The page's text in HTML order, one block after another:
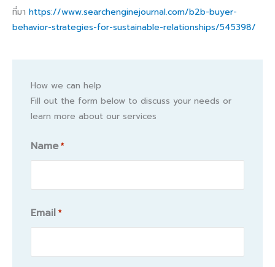
ที่มา https://www.searchenginejournal.com/b2b-buyer-
behavior-strategies-for-sustainable-relationships/545398/
How we can help
Fill out the form below to discuss your needs or
learn more about our services
Name *
Name
Email *